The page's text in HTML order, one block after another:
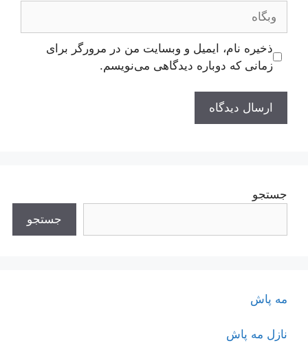
وبگاه
ذخیره نام، ایمیل و وبسایت من در مرورگر برای
زمانی که دوباره دیدگاهی می‌نویسم.
جستجو
جستجو
مه پاش
نازل مه پاش